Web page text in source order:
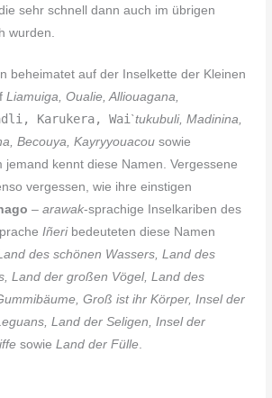
sehr schnell dann auch im übrigen
wurden.
beheimatet auf der Inselkette der Kleinen
Liamuiga, Oualie, Alliouagana,
Karukera, Wai`tukubuli, Madinina,
Becouya, Kayryyouacou sowie
jemand kennt diese Namen. Vergessene
vergessen, wie ihre einstigen
–arawak-sprachige Inselkariben des
Iñeribedeuteten diese Namen
des schönen Wassers, Land des
Land der großen Vögel, Land des
Groß ist ihr Körper, Insel der
Land der Seligen, Insel der
sowieLand der Fülle.